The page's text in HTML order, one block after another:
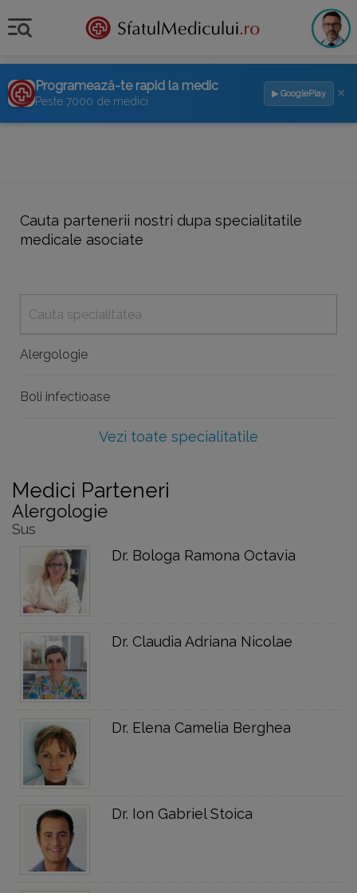
Programează-te rapid la medic
Peste 7000 de medici
▶ GooglePlay ×
Cauta partenerii nostri dupa specialitatile
medicale asociate
Alergologie
Boli infectioase
Vezi toate specialitatile
Medici Parteneri
Alergologie
Sus
Dr. Bologa Ramona Octavia
Dr. Claudia Adriana Nicolae
Dr. Elena Camelia Berghea
Dr. Ion Gabriel Stoica